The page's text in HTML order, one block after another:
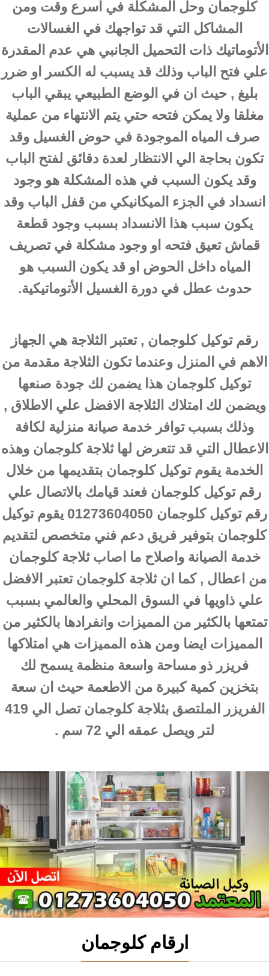
كلوجمان وحل المشكلة في اسرع وقت ومن
المشاكل التي قد تواجهك في الغسالات
الأتوماتيك ذات التحميل الجانبي هي عدم المقدرة
علي فتح الباب وذلك قد يسبب له الكسر او ضرر
بليغ , حيث ان في الوضع الطبيعي يبقي الباب
مغلقا ولا يمكن فتحه حتي يتم الانتهاء من عملية
صرف المياه الموجودة في حوض الغسيل وقد
تكون بحاجة الي الانتظار لعدة دقائق لفتح الباب
وقد يكون السبب في هذه المشكلة هو وجود
انسداد في الجزء الميكانيكي من قفل الباب وقد
يكون سبب هذا الانسداد بسبب وجود قطعة
قماش تعيق فتحه او وجود مشكلة في تصريف
المياه داخل الحوض او قد يكون السبب هو
حدوث عطل في دورة الغسيل الأتوماتيكية.
رقم توكيل كلوجمان , تعتبر الثلاجة هي الجهاز
الاهم في المنزل وعندما تكون الثلاجة مقدمة من
توكيل كلوجمان هذا يضمن لك جودة صنعها
ويضمن لك امتلاك الثلاجة الافضل علي الاطلاق ,
وذلك بسبب توافر خدمة صيانة منزلية لكافة
الاعطال التي قد تتعرض لها ثلاجة كلوجمان وهذه
الخدمة يقوم توكيل كلوجمان بتقديمها من خلال
رقم توكيل كلوجمان فعند قيامك بالاتصال علي
رقم توكيل كلوجمان 01273604050 يقوم توكيل
كلوجمان بتوفير فريق دعم فني متخصص لتقديم
خدمة الصيانة واصلاح ما اصاب ثلاجة كلوجمان
من اعطال , كما ان ثلاجة كلوجمان تعتبر الافضل
علي ذاويها في السوق المحلي والعالمي بسبب
تمتعها بالكثير من المميزات وانفرادها بالكثير من
المميزات ايضا ومن هذه المميزات هي امتلاكها
فريزر ذو مساحة واسعة منظمة يسمح لك
بتخزين كمية كبيرة من الاطعمة حيث ان سعة
الفريزر الملتصق بثلاجة كلوجمان تصل الي 419
لتر ويصل عمقه الي 72 سم .
ارقام كلوجمان